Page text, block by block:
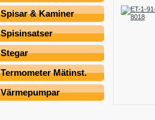
Spisar & Kaminer
Spisinsatser
Stegar
Termometer Mätinst.
Värmepumpar